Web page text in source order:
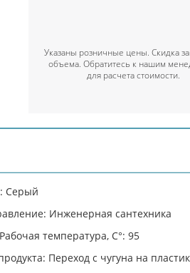
Указаны розничные цены. Скидка
объема. Обратитесь к нашим
для расчета стоимости.
Серый
Инженерная сантехника
температура, C°: 95
Переход с чугуна на пластик